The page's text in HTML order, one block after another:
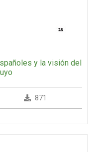
y la visión del
871